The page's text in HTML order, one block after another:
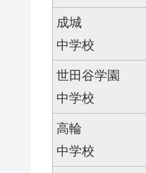
成城
中学校
世田谷学園
中学校
高輪
中学校